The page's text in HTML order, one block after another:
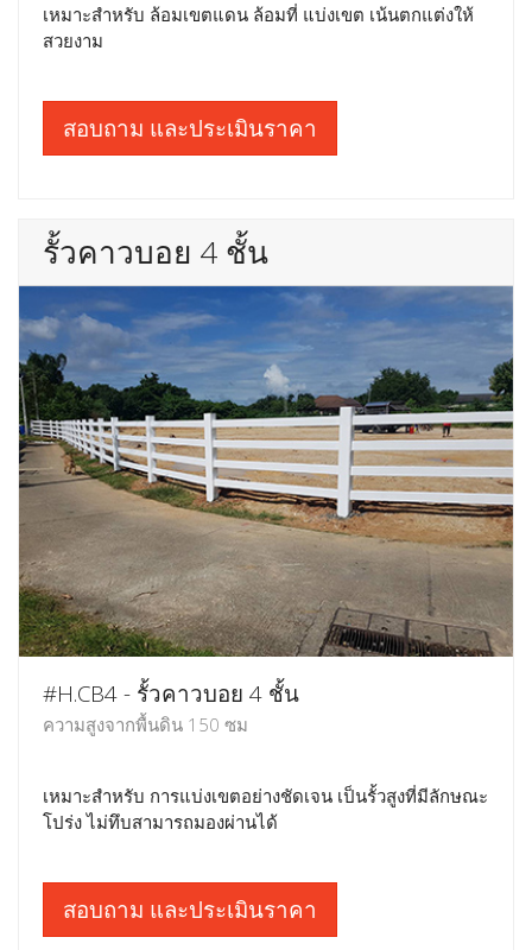
เหมาะสำหรับ ล้อมเขตแดน ล้อมที่ แบ่งเขต เน้นตกแต่งให้
สวยงาม
สอบถาม และประเมินราคา
รั้วคาวบอย 4 ชั้น
#H.CB4 - รั้วคาวบอย 4 ชั้น
ความสูงจากพื้นดิน 150 ซม
เหมาะสำหรับ การแบ่งเขตอย่างชัดเจน เป็นรั้วสูงที่มีลักษณะ
โปร่ง ไม่ทึบสามารถมองผ่านได้
สอบถาม และประเมินราคา